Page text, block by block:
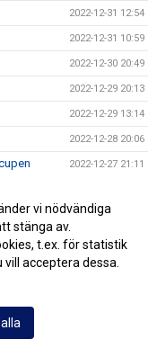
2022-12-31 12:54
2022-12-31 10:59
2022-12-30 20:49
2022-12-29 20:13
2022-12-29 13:14
2022-12-28 20:06
2022-12-27 21:11
2022-12-26 21:30
2022-12-23 20:23
2022-12-21 13:30
vi nödvändiga
stänga av.
t.ex. för statistik
acceptera dessa.